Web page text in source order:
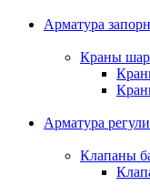
Арматура
Краны
Арматура
Клапаны